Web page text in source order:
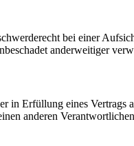
bei einer
anderweitiger
Erfüllung eines Vertrags
anderen